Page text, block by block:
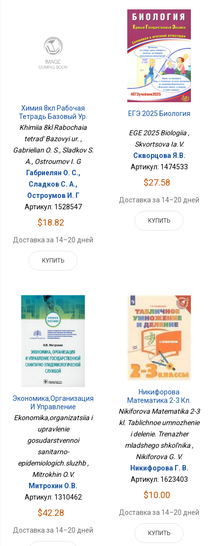
Химия 8кл Рабочая
Тетрадь Базовый Ур.
Khimiia 8kl Rabochaia
tetrad' Bazovyi ur. ,
Gabrielian O. S., Sladkov S.
A., Ostroumov I. G
Габриелян О. С.,
Сладков С. А.,
Остроумов И. Г
Артикул: 1528547
$18.82
Доставка за 14–20 дней
КУПИТЬ
ЕГЭ 2025 Биология
EGE 2025 Biologiia ,
Skvortsova Ia.V.
Скворцова Я.В.
Артикул: 1474533
$27.58
Доставка за 14–20 дней
КУПИТЬ
Экономика,организация
И Управление
Государственной
Санитарно-
Эпидемиологич.служб
Ekonomika,organizatsiia i
upravlenie
gosudarstvennoi
sanitarno-
epidemiologich.sluzhb ,
Mitrokhin O.V.
Митрохин О.В.
Артикул: 1310462
$42.28
Доставка за 14–20 дней
Никифорова
Математика 2-3 Кл.
Табличное Умножение И
Младшего Школьника
Nikiforova Matematika 2-3
kl. Tablichnoe umnozhenie
i delenie. Trenazher
mladshego shkol'nika ,
Nikiforova G. V.
Никифорова Г. В.
Артикул: 1623403
$10.00
Доставка за 14–20 дней
КУПИТЬ